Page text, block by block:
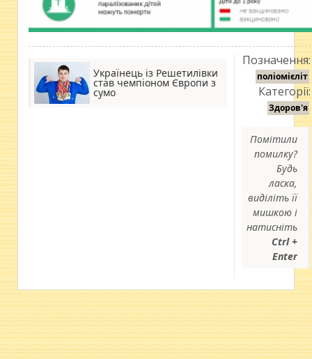
Українець із Решетилівки
став чемпіоном Європи з
сумо
Позначення:
поліомієліт
Категорії:
Здоров'я
Помітили
помилку?
Будь
ласка,
виділіть її
мишкою і
натисніть
Ctrl +
Enter